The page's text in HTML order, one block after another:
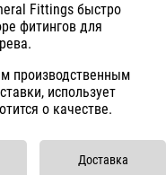
Fittings быстро
фитингов для
производственным
использует
о качестве.
Доставка